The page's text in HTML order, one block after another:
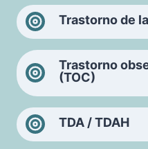
Trastorno de
Trastorno
(TOC)
TDA / TDAH